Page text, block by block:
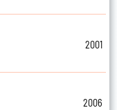
2001
2006